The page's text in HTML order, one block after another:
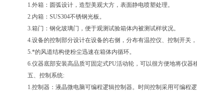
1.外箱：圆弧设计，造型美观大方，表面静电喷塑处理。
2.内箱：SUS304不锈钢光板。
3.箱门：钢化玻璃门，便于观测试验箱体内被测试样状况。
4.设备的控制部分设计在设备的右侧，分布有温控仪、控制开关
5.*的风道结构使粉尘迅速在箱体内循环。
6.仪器底部安装高品质可固定式PU活动轮，可以很方便地将仪器
五、控制系统:
1.控制器：液晶微电脑可编程逻辑控制器。时间控制采用可编程